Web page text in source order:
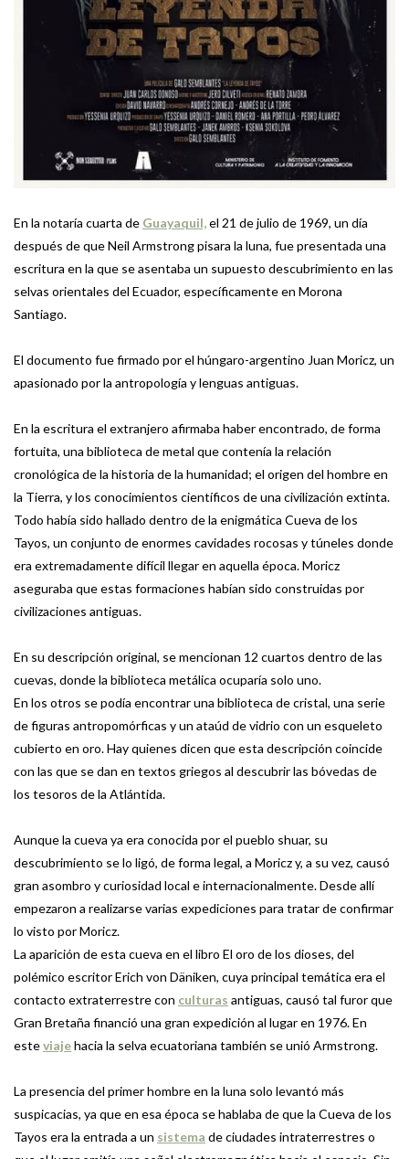
En la notaría cuarta de Guayaquil,el 21 de julio de 1969, un día
después de que Neil Armstrong pisara la luna, fue presentada una
escritura en la que se asentaba un supuesto descubrimiento en las
selvas orientales del Ecuador, específicamente en Morona
Santiago.
El documento fue firmado por el húngaro-argentino Juan Moricz, un
apasionado por la antropología y lenguas antiguas.
En la escritura el extranjero afirmaba haber encontrado, de forma
fortuita, una biblioteca de metal que contenía la relación
cronológica de la historia de la humanidad; el origen del hombre en
la Tierra, y los conocimientos científicos de una civilización extinta.
Todo había sido hallado dentro de la enigmática Cueva de los
Tayos, un conjunto de enormes cavidades rocosas y túneles donde
era extremadamente difícil llegar en aquella época. Moricz
aseguraba que estas formaciones habían sido construidas por
civilizaciones antiguas.
En su descripción original, se mencionan 12 cuartos dentro de las
cuevas, donde la biblioteca metálica ocuparía solo uno.
En los otros se podía encontrar una biblioteca de cristal, una serie
de figuras antropomórficas y un ataúd de vidrio con un esqueleto
cubierto en oro. Hay quienes dicen que esta descripción coincide
con las que se dan en textos griegos al descubrir las bóvedas de
los tesoros de la Atlántida.
Aunque la cueva ya era conocida por el pueblo shuar, su
descubrimiento se lo ligó, de forma legal, a Moricz y, a su vez, causó
gran asombro y curiosidad local e internacionalmente. Desde allí
empezaron a realizarse varias expediciones para tratar de confirmar
lo visto por Moricz.
La aparición de esta cueva en el libro El oro de los dioses, del
polémico escritor Erich von Däniken, cuya principal temática era el
contacto extraterrestre con culturas antiguas, causó tal furor que
Gran Bretaña financió una gran expedición al lugar en 1976. En
esteviajehacia la selva ecuatoriana también se unió Armstrong.
La presencia del primer hombre en la luna solo levantó más
suspicacias, ya que en esa época se hablaba de que la Cueva de los
Tayos era la entrada a un sistema de ciudades intraterrestres o